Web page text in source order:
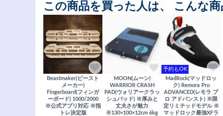
この商品を買った人は、 こんな
Beastmaker(ビースト
メーカー)
Fingerboard(フィンガ
ーボード) 1000/2000
※公式アプリ対応 ※指
トレ決定版
MOON(ムーン)
WARRIOR CRASH
PAD(ウォリアークラッ
シュパッド) ※厚みと
丈夫さが魅力
※130×100×12cm 6kg
予約もOK
MadRock(マッドロッ
ク) Remora Pro
ADVANCED(レモラ プ
ロ アドバンスト) ※限
定リミテッドモデル ※
マッドロック最強XFラ